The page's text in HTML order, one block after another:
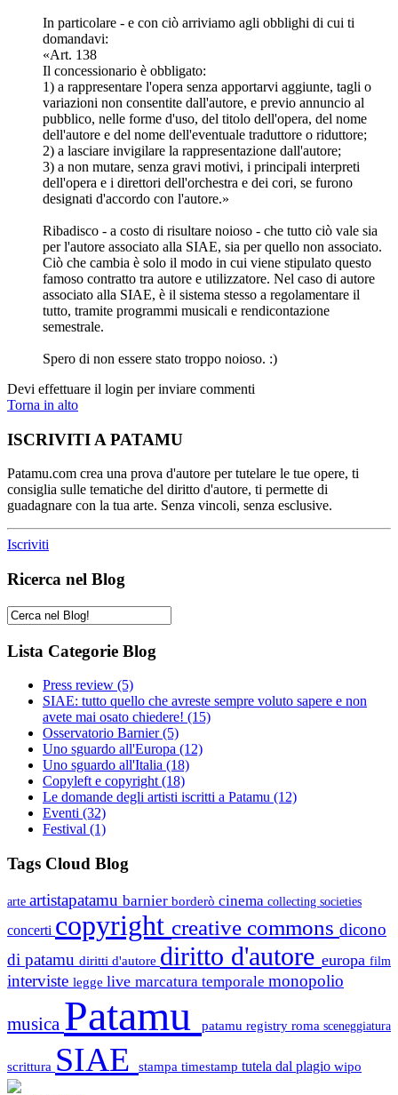
In particolare - e con ciò arriviamo agli obblighi di cui ti
domandavi:
«Art. 138
Il concessionario è obbligato:
1) a rappresentare l'opera senza apportarvi aggiunte, tagli o
variazioni non consentite dall'autore, e previo annuncio al
pubblico, nelle forme d'uso, del titolo dell'opera, del nome
dell'autore e del nome dell'eventuale traduttore o riduttore;
2) a lasciare invigilare la rappresentazione dall'autore;
3) a non mutare, senza gravi motivi, i principali interpreti
dell'opera e i direttori dell'orchestra e dei cori, se furono
designati d'accordo con l'autore.»
Ribadisco - a costo di risultare noioso - che tutto ciò vale sia
per l'autore associato alla SIAE, sia per quello non associato.
Ciò che cambia è solo il modo in cui viene stipulato questo
famoso contratto tra autore e utilizzatore. Nel caso di autore
associato alla SIAE, è il sistema stesso a regolamentare il
tutto, tramite programmi musicali e rendicontazione
semestrale.
Spero di non essere stato troppo noioso. :)
Devi effettuare il login per inviare commenti
Torna in alto
ISCRIVITI A PATAMU
Patamu.com crea una prova d'autore per tutelare le tue opere, ti
consiglia sulle tematiche del diritto d'autore, ti permette di
guadagnare con la tua arte. Senza vincoli, senza esclusive.
Iscriviti
Ricerca nel Blog
Lista Categorie Blog
Press review (5)
SIAE: tutto quello che avreste sempre voluto sapere e non
avete mai osato chiedere! (15)
Osservatorio Barnier(5)
Uno sguardo all'Europa (12)
Uno sguardo all'Italia (18)
Copyleft e copyright (18)
Le domande degli artisti iscritti a Patamu (12)
Eventi (32)
Festival (1)
Tags Cloud Blog
arte artistapatamu barnier borderò cinema collecting societies
concerti copyright creative commons dicono
di patamu diritti d'autore diritto d'autore europa film
interviste legge live marcatura temporale monopolio
musica Patamu patamu registry roma sceneggiatura
scrittura SIAE stampa timestamp tutela dal plagio wipo